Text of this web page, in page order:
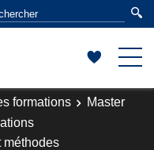
formations
Master
méthodes